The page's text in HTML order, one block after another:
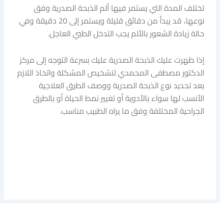
تختلف المدة التي يستمر فيها ألم الذبحة الصدرية وفق
نوعها، قد يبدأ من دقائق قليلة ويستمر إلى 20 دقيقة وفي
حالة زيادة الشعور بالألم يجب التدخل الطبي العاجل.
إذا ظهرت عليك الذبحة الصدرية عليك بسرعة التوجه إلى مركز
الدكتور مصطفى المحمدي لتشخيص المشكلة واتخاذ اللازم
بعد تحديد نوع الذبحة الصدرية ووصف الطرق العلاجية
الأنسب لها سواء بالأدوية أو تغيير نمط الحياة أو بالطرق
الجراحية المختلفة وفق ما يراه الطبيب مناسب.